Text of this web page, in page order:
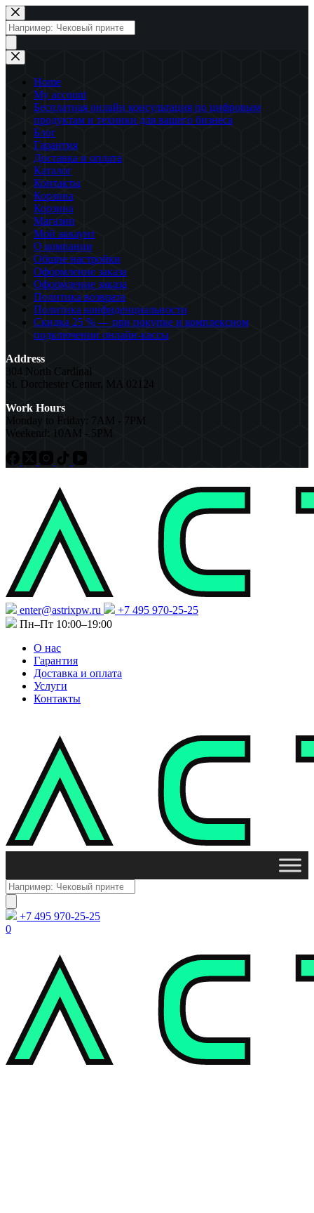
Перейти
к
сути
Поиск
товаров
Home
My account
Бесплатная онлайн консультация по цифровым
продуктам и техники для вашего бизнеса
Блог
Гарантия
Доставка и оплата
Каталог
Контакты
Корзина
Корзина
Магазин
Мой аккаунт
О компании
Общие настройки
Оформление заказа
Оформление заказа
Политика возврата
Политика конфиденциальности
Скидка 25 % — при покупке и комплексном
подключении онлайн-кассы
Address
304 North Cardinal
St. Dorchester Center, MA 02124
Work Hours
Monday to Friday: 7AM - 7PM
Weekend: 10AM - 5PM
enter@astrixpw.ru
+7 495 970-25-25
Пн–Пт 10:00–19:00
О нас
Гарантия
Доставка и оплата
Услуги
Контакты
Поиск
товаров
+7 495 970-25-25
0